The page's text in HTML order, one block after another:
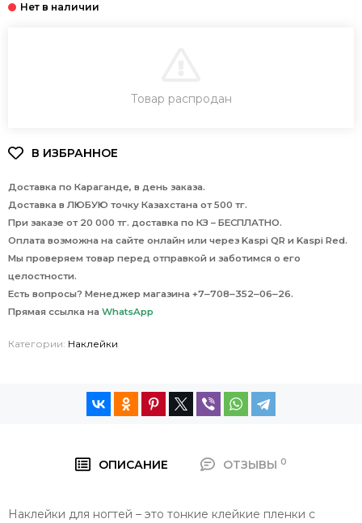
Товар распродан
Доставка по Караганде, в день заказа.
Доставка в ЛЮБУЮ точку Казахстана от 500 тг.
При заказе от 20 000 тг. доставка по КЗ – БЕСПЛАТНО.
Оплата возможна на сайте онлайн или через Kaspi QR и Kaspi Red.
Мы проверяем товар перед отправкой и заботимся о его
целостности.
Есть вопросы? Менеджер магазина +7‒708‒352‒06‒26.
Прямая ссылка на WhatsApp
Категории: Наклейки
ОПИСАНИЕ ОТЗЫВЫ 0
Наклейки для ногтей – это тонкие клейкие пленки с